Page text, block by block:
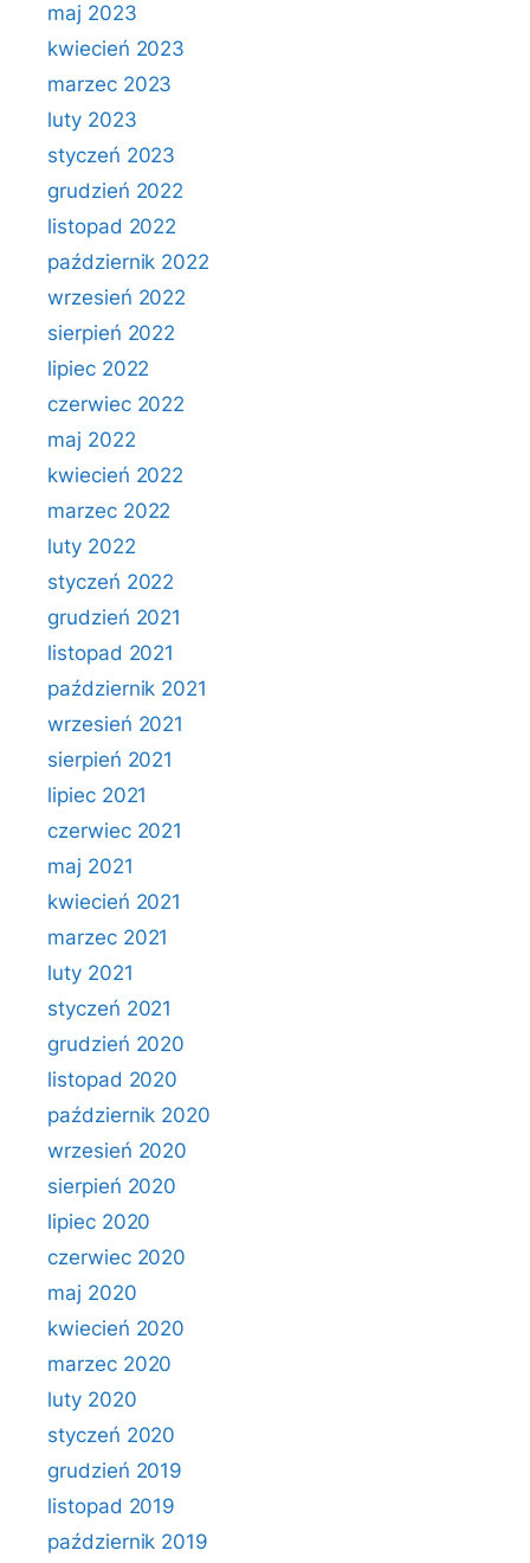
maj 2023
kwiecień 2023
marzec 2023
luty 2023
styczeń 2023
grudzień 2022
listopad 2022
październik 2022
wrzesień 2022
sierpień 2022
lipiec 2022
czerwiec 2022
maj 2022
kwiecień 2022
marzec 2022
luty 2022
styczeń 2022
grudzień 2021
listopad 2021
październik 2021
wrzesień 2021
sierpień 2021
lipiec 2021
czerwiec 2021
maj 2021
kwiecień 2021
marzec 2021
luty 2021
styczeń 2021
grudzień 2020
listopad 2020
październik 2020
wrzesień 2020
sierpień 2020
lipiec 2020
czerwiec 2020
maj 2020
kwiecień 2020
marzec 2020
luty 2020
styczeń 2020
grudzień 2019
listopad 2019
październik 2019